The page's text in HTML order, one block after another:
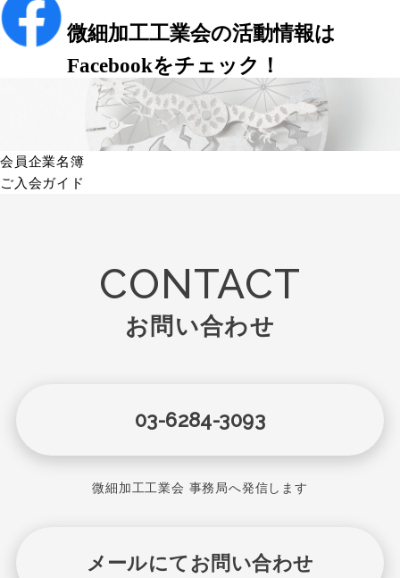
会員企業名簿
ご入会ガイド
CONTACT
お問い合わせ
03-6284-3093
微細加工工業会 事務局へ発信します
メールにてお問い合わせ